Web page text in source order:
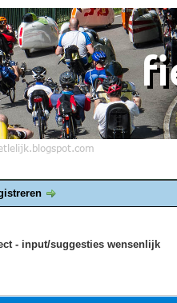
- input/suggesties wensenlijk